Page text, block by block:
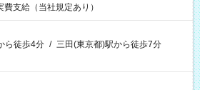
費支給（当社規定あり）
ら徒歩4分 / 三田(東京都)駅から徒歩7分